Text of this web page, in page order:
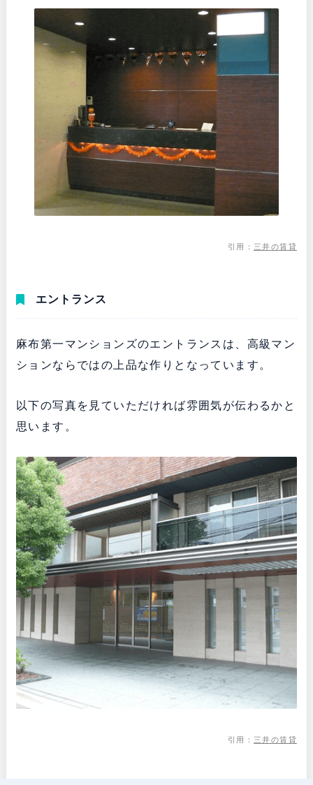
引用： 三井の賃貸
エントランス
麻布第一マンションズのエントランスは、高級マン
ションならではの上品な作りとなっています。
以下の写真を見ていただければ雰囲気が伝わるかと
思います。
引用： 三井の賃貸